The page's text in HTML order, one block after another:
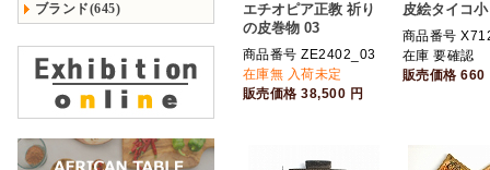
ブランド(645)
エチオピア正教 祈り
の皮巻物 03
商品番号 ZE2402_03
在庫無 入荷未定
販売価格38,500 円
皮絵タイコ小
商品番号
在庫 要確認
販売価格660